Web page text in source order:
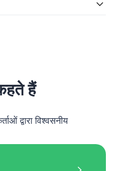
हैं
द्वारा विश्वसनीय